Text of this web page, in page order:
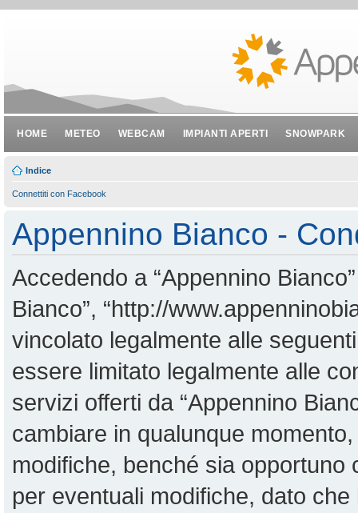
HOME METEO WEBCAM IMPIANTI APERTI SNOWPARK
Indice
Connettiti con Facebook
Appennino Bianco -
Accedendo a “Appennino
Bianco”, “http://
vincolato legalmente alle
essere limitato legalmente alle
servizi offerti da “Appennino
cambiare in qualunque
modifiche, benché sia
per eventuali modifiche, dato che